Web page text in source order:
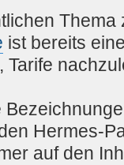
ist bereits
Tarife
Hermes-
auf den